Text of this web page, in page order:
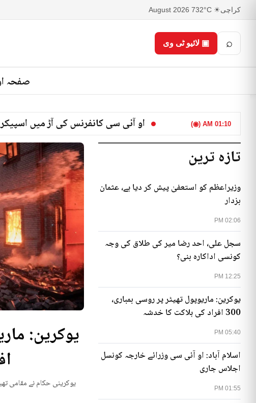
کراچی☀ 32°C
7 August 2026
⌕ ▣ لائیو ٹی وی
صفحہ
01:10 AM (◉) او آئی سی کانفرنس کی آڑ میں
تازہ ترین
02:06 PM
وزیراعظم کو استعفیٰ پیش کر دیا ہے، عثمان
بزدار
12:25 PM
سجل علی، احد رضا میر کی طلاق کی وجہ
کونسی اداکارہ بنی؟
05:40 PM
یوکرین: ماریوپول تھیٹر پر روسی بمباری،
300 افراد کی ہلاکت کا خدشہ
01:55 PM
اسلام آباد: او آئی سی وزرائے خارجہ کونسل
اجلاس جاری
یوکرینی حکام نے مقامی